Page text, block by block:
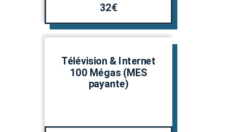
32€
Télévision & Internet
100 Mégas (MES
payante)